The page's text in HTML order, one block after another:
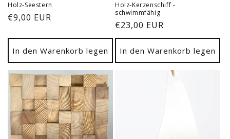
Holz-Seestern
Normaler
€9,00 EUR
In den Warenkorb legen
Holz-Kerzenschiff -
schwimmfähig
Normaler
Preis
€23,00 EUR
In den Warenkorb legen